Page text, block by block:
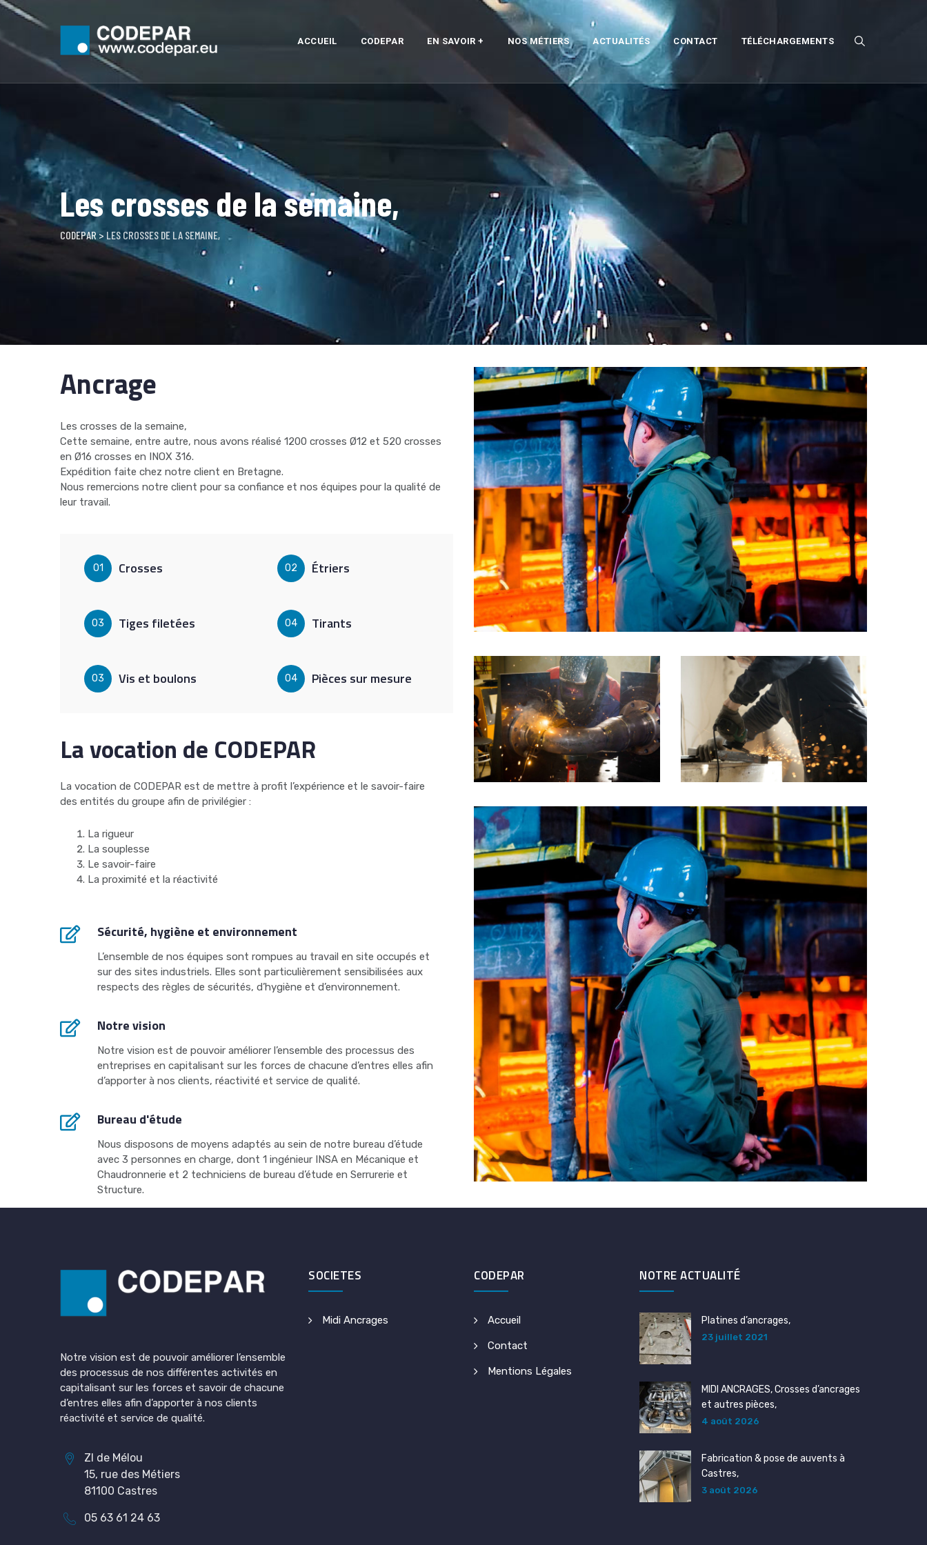
Skip
ACCUEIL CODEPAR EN SAVOIR + NOS MÉTIERS ACTUALITÉS CONTACT TÉLÉCHARGEMENTS
Les crosses de la semaine,
CODEPAR > LES CROSSES DE LA SEMAINE,
Ancrage
Les crosses de la semaine,
Cette semaine, entre autre, nous avons réalisé 1200 crosses Ø12 et 520 crosses
en Ø16 crosses en INOX 316.
Expédition faite chez notre client en Bretagne.
Nous remercions notre client pour sa confiance et nos équipes pour la qualité de
leur travail.
01 Crosses
03 Tiges filetées
03 Vis et boulons
02 Étriers
04 Tirants
04 Pièces sur mesure
La vocation de CODEPAR
La vocation de CODEPAR est de mettre à profit l’expérience et le savoir-faire
des entités du groupe afin de privilégier :
La rigueur
La souplesse
Le savoir-faire
La proximité et la réactivité
Sécurité, hygiène et environnement
L’ensemble de nos équipes sont rompues au travail en site occupés et
sur des sites industriels. Elles sont particulièrement sensibilisées aux
respects des règles de sécurités, d’hygiène et d’environnement.
Notre vision
Notre vision est de pouvoir améliorer l’ensemble des processus des
entreprises en capitalisant sur les forces de chacune d’entres elles afin
d’apporter à nos clients, réactivité et service de qualité.
Bureau d'étude
Nous disposons de moyens adaptés au sein de notre bureau d’étude
avec 3 personnes en charge, dont 1 ingénieur INSA en Mécanique et
Chaudronnerie et 2 techniciens de bureau d’étude en Serrurerie et
Structure.
Notre vision est de pouvoir améliorer l’ensemble
des processus de nos différentes activités en
capitalisant sur les forces et savoir de chacune
d’entres elles afin d’apporter à nos clients
réactivité et service de qualité.
ZI de Mélou
15, rue des Métiers
81100 Castres
05 63 61 24 63
SOCIETES
Midi Ancrages
CODEPAR
Accueil
Contact
Mentions Légales
NOTRE ACTUALITÉ
Platines d’ancrages,
23 juillet 2021
MIDI ANCRAGES, Crosses d’ancrages
et autres pièces,
4 août 2026
Fabrication & pose de auvents à
Castres,
3 août 2026